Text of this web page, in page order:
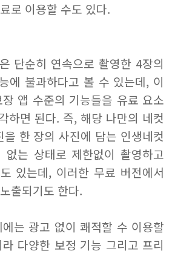
로 이용할 수도 있다.
단순히 연속으로 촬영한 4장의
에 불과하다고 볼 수 있는데, 이
앱 수준의 기능들을 유료 요소
하면 된다. 즉, 해당 나만의 네컷
한 장의 사진에 담는 인생네컷
는 상태로 제한없이 촬영하고
있는데, 이러한 무료 버전에서
출되기도 한다.
는 광고 없이 쾌적할 수 이용할
다양한 보정 기능 그리고 프리